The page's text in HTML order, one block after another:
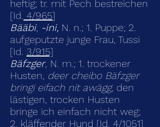
heftig; tr. mit Pech bestreichen
[Id. 4/965]
Bääbi, -ini, N. n.; 1. Puppe; 2.
aufgeputzte junge Frau, Tussi
[Id. 3/915]
Bäfzger, N. m.; 1. trockener
Husten, deer cheibo Bäfzger
bringi eifach nit awägg, den
lästigen, trocken Husten
bringe ich einfach nicht weg;
2. kläffender Hund [Id. 4/1051]